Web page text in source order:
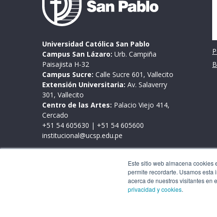
Este sitio web almacena
permite recordarte. Usamos
acerca de nuestros visitantes en
privacidad y cookies.
Universidad Católica San Pablo
Campus San Lázaro: Urb. Campiña
Paisajista H-32
Campus Sucre: Calle Sucre 601, Vallecito
Extensión Universitaria: Av. Salaverry
301, Vallecito
Centro de las Artes: Palacio Viejo 414,
Cercado
+51 54 605630 | +51 54 605600
institucional@ucsp.edu.pe
Lunes a viernes de 9:00 a 17:00 horas
Este sitio web almacena cookies en tu PC, las
interacción con nuestro sitio web y nos